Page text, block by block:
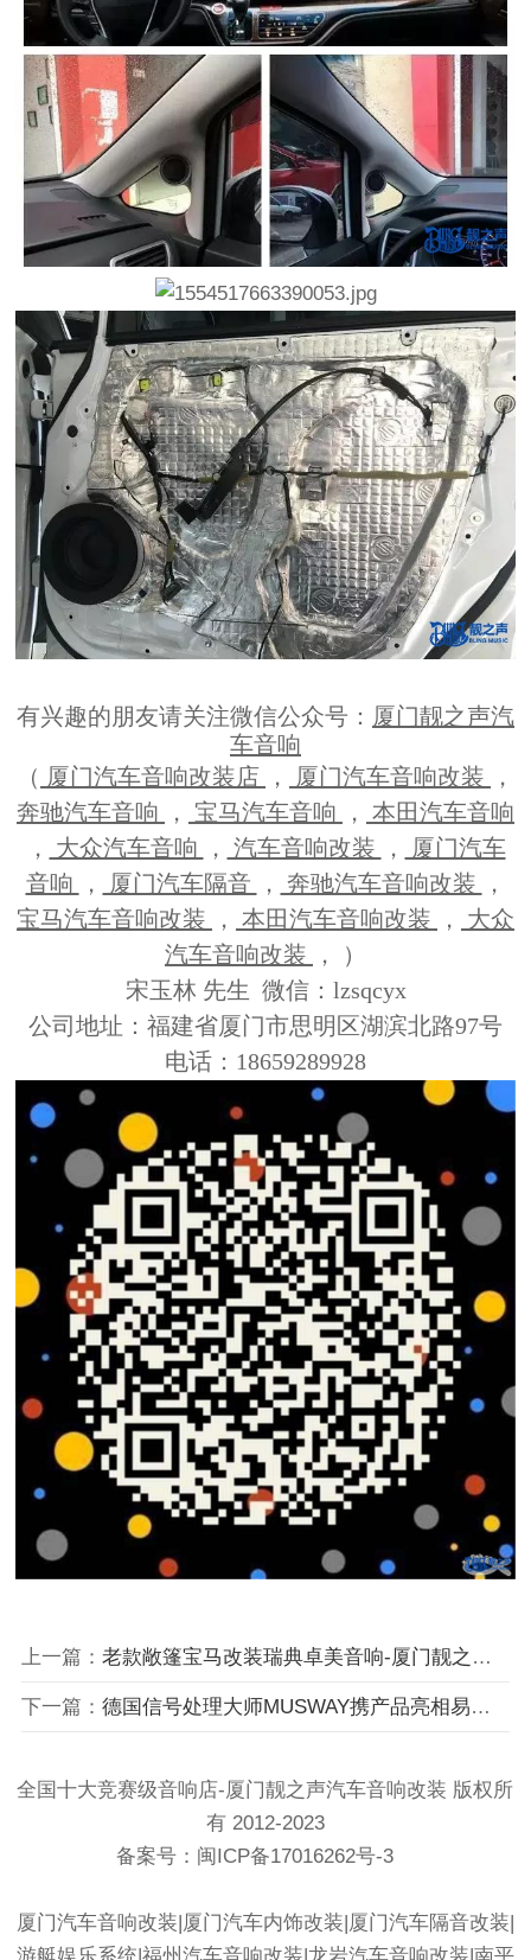
有兴趣的朋友请关注微信公众号： 厦门靓之声汽
车音响
（ 厦门汽车音响改装店 ， 厦门汽车音响改装
，
奔驰汽车音响
， 宝马汽车音响 ， 本田汽车音响
，
大众汽车音响 ， 汽车音响改装 ，
厦门汽车
音响
， 厦门汽车隔音 ， 奔驰汽车音响改装
，
宝马汽车音响改装
， 本田汽车音响改装 ，
大众
汽车音响改装
， ）
宋玉林 先生 微信：lzsqcyx
公司地址：福建省厦门市思明区湖滨北路97号
电话：18659289928
上一篇： 老款敞篷宝马改装瑞典卓美音响-厦门靓之声汽车音响
下一篇： 德国信号处理大师MUSWAY携产品亮相易匠汽车隔音新匠人训练营(福建站)
全国十大竞赛级音响店-厦门靓之声汽车音响改装 版权所
有 2012-2023
备案号： 闽ICP备17016262号-3
厦门汽车音响改装 厦门汽车内饰改装 |厦门汽车隔音改装|